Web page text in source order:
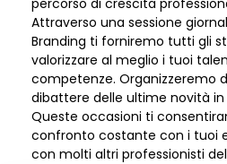
percorso di crescita
Attraverso una sessione
Branding ti forniremo tutti gli
valorizzare al meglio i tuoi
competenze. Organizzeremo
dibattere delle ultime novità
Queste occasioni ti
confronto costante con i tuoi
con molti altri professionisti